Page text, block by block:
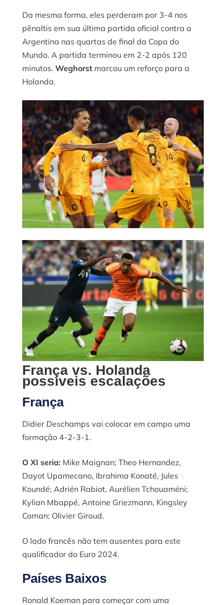
Da mesma forma, eles perderam por 3-4 nos
pênaltis em sua última partida oficial contra a
Argentina nas quartas de final da Copa do
Mundo. A partida terminou em 2-2 após 120
minutos. Weghorst marcou um reforço para a
Holanda.
Crédito fotográfico: Olé. A Holanda derrotou o time do
Deschamps por 2×0 no último jogo entre os dois.
A França mantém uma hegemonia sobre a
equipe de Koeman, tendo vencido quatro dos
últimos cinco jogos entre os dois.
Gol do Kolo Muani
França vs. Holanda
possíveis escalações
França
Didier Deschamps vai colocar em campo uma
formação 4-2-3-1.
O XI seria: Mike Maignan; Theo Hernandez,
Dayot Upamecano, Ibrahima Konaté, Jules
Koundé; Adrién Rabiot, Aurélien Tchouaméni;
Kylian Mbappé, Antoine Griezmann, Kingsley
Coman; Olivier Giroud.
O lado francês não tem ausentes para este
qualificador do Euro 2024.
Países Baixos
Ronald Koeman para começar com uma